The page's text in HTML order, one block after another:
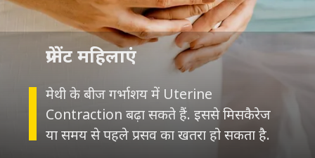
मेथी के बीज गर्भाशय में Uterine
Contraction बढ़ा सकते हैं. इससे मिसकैरेज
या समय से पहले प्रसव का खतरा हो सकता है.